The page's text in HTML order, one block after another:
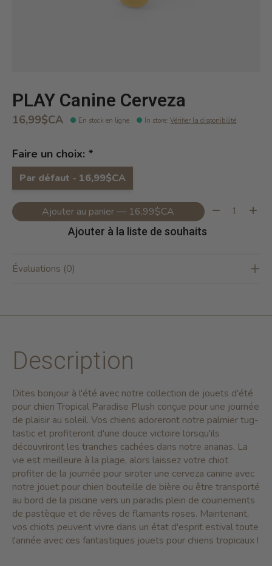
PLAY Canine Cerveza
16,99$CA En stock en ligne In store:Vérifier la disponibilité
Faire un choix: *
Par défaut - 16,99$CA
Ajouter au panier — 16,99$CA Quantité:
Ajouter à la liste de souhaits
Évaluations (0)
Description
Dites bonjour à l'été avec notre collection de jouets d'été
pour chien Tropical Paradise Plush conçue pour une journée
de plaisir au soleil. Vos chiens adoreront notre palmier tug-
tastic et profiteront d'une douce victoire lorsqu'ils
découvriront les tranches cachées dans notre ananas. La
vie est meilleure à la plage, alors laissez votre chiot
profiter de la journée pour siroter une cerveza canine avec
notre jouet pour chien bouteille de bière ou être transporté
au bord de la piscine vers un paradis plein de couinements
de pastèque et de rêves de flamants roses. Maintenant,
vos chiots peuvent vivre dans un état d'esprit estival toute
l'année avec ces fantastiques jouets pour chiens tropicaux !